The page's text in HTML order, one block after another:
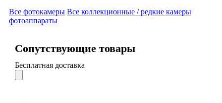
Все фотокамеры Все коллекционные / редкие камеры
фотоаппараты
Сопутствующие товары
Бесплатная доставка